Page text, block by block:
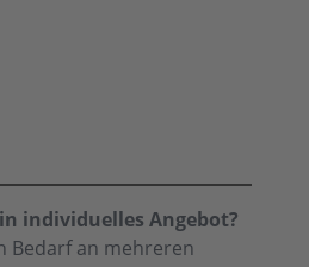
individuelles Angebot?
Bedarf an mehreren